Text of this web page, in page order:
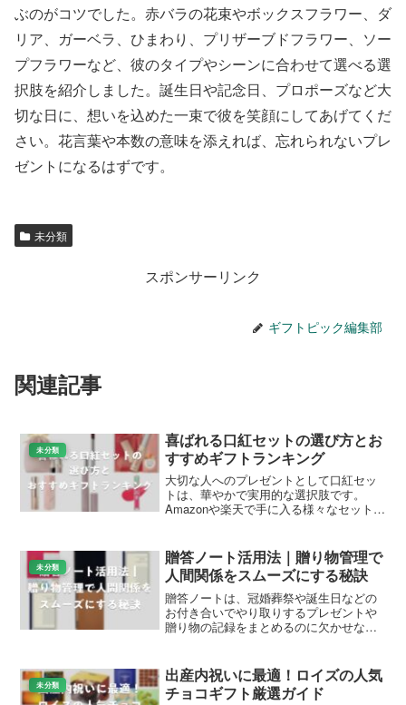
ぶのがコツでした。赤バラの花束やボックスフラワー、ダ
リア、ガーベラ、ひまわり、プリザーブドフラワー、ソー
プフラワーなど、彼のタイプやシーンに合わせて選べる選
択肢を紹介しました。誕生日や記念日、プロポーズなど大
切な日に、想いを込めた一束で彼を笑顔にしてあげてくだ
さい。花言葉や本数の意味を添えれば、忘れられないプレ
ゼントになるはずです。
未分類
スポンサーリンク
ギフトピック編集部
関連記事
未分類
喜ばれる口紅セットの選び方とお
すすめギフトランキング
大切な人へのプレゼントとして口紅セッ
トは、華やかで実用的な選択肢です。
Amazonや楽天で手に入る様々なセット
います。この記事では、ギフト選びのポ
イントからおすすめの口...
未分類
贈答ノート活用法｜贈り物管理で
人間関係をスムーズにする秘訣
贈答ノートは、冠婚葬祭や誕生日などの
お付き合いでやり取りするプレゼントや
贈り物の記録をまとめるのに欠かせない
人間関係をスムーズに保てます。ギフト
選びメディアの読者向けに...
未分類
出産内祝いに最適！ロイズの人気
チョコギフト厳選ガイド